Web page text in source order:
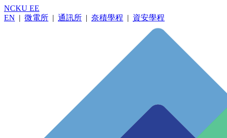
NCKU EE
EN | 微電所 | 通訊所 | 奈積學程 | 資安學程